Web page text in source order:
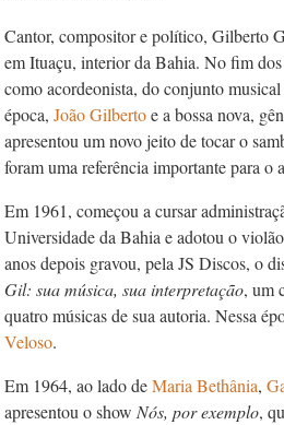
Cantor, compositor e político, Gilberto
em Ituaçu, interior da Bahia. No fim
como acordeonista, do conjunto
época, João Gilbertoe a bossa nova,
apresentou um novo jeito de tocar o
foram uma referência importante para o
Em 1961, começou a cursar
Universidade da Bahia e adotou o
anos depois gravou, pela JS Discos, o
Gil: sua música, sua interpretação, um
quatro músicas de sua autoria. Nessa
Veloso.
Em 1964, ao lado deMaria Bethânia,
apresentou o show Nós, por exemplo,